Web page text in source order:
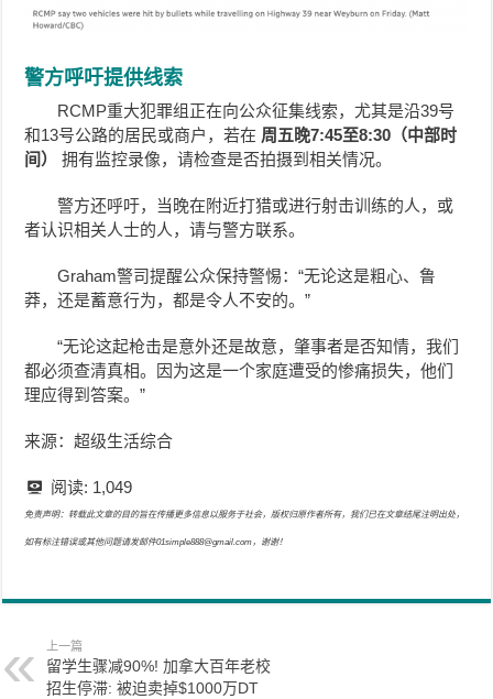
警方呼吁提供线索
RCMP重大犯罪组正在向公众征集线索，尤其是沿39号
和13号公路的居民或商户，若在 周五晚7:45至8:30（中部时
间）
拥有监控录像，请检查是否拍摄到相关情况。
警方还呼吁，当晚在附近打猎或进行射击训练的人，或
者认识相关人士的人，请与警方联系。
Graham警司提醒公众保持警惕：“无论这是粗心、鲁
莽，还是蓄意行为，都是令人不安的。”
“无论这起枪击是意外还是故意，肇事者是否知情，我们
都必须查清真相。因为这是一个家庭遭受的惨痛损失，他们
理应得到答案。”
来源：超级生活综合
阅读: 1,049
免责声明：转载此文章的目的旨在传播更多信息以服务于社会，版权归原作者所有，我们已在文章结尾注明出处，
如有标注错误或其他问题请发邮件01simple888@gmail.com，谢谢！
上一篇
留学生骤减90%! 加拿大百年老校
招生停滞: 被迫卖掉$1000万DT